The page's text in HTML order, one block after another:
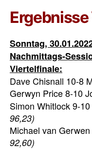
Sonntag,
Nachmittags-
Viertelfinale:
Dave Chisnall 10-8
Gerwyn Price 8-10
Simon Whitlock 9-
96,23)
Michael van
92,60)